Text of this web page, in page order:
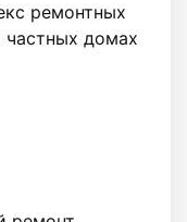
ремонтных
частных домах